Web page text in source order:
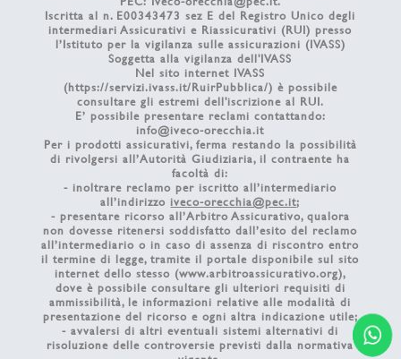
Iscritta al n. E00343473 sez E del Registro Unico degli
intermediari Assicurativi e Riassicurativi (RUI) presso
l’Istituto per la vigilanza sulle assicurazioni (IVASS)
Soggetta alla vigilanza dell'IVASS
Nel sito internet IVASS
(https://servizi.ivass.it/RuirPubblica/) è possibile
consultare gli estremi dell'iscrizione al RUI.
E’ possibile presentare reclami contattando:
info@iveco-orecchia.it
Per i prodotti assicurativi, ferma restando la possibilità
di rivolgersi all’Autorità Giudiziaria, il contraente ha
facoltà di:
- inoltrare reclamo per iscritto all’intermediario
all’indirizzo iveco-orecchia@pec.it;
- presentare ricorso all’Arbitro Assicurativo, qualora
non dovesse ritenersi soddisfatto dall’esito del reclamo
all’intermediario o in caso di assenza di riscontro entro
il termine di legge, tramite il portale disponibile sul sito
internet dello stesso (www.arbitroassicurativo.org),
dove è possibile consultare gli ulteriori requisiti di
ammissibilità, le informazioni relative alle modalità di
presentazione del ricorso e ogni altra indicazione utile;
- avvalersi di altri eventuali sistemi alternativi di
risoluzione delle controversie previsti dalla normativa